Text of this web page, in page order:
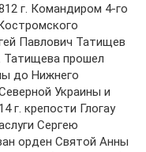
г. Командиром 4-го
Павлович Татищев
Татищева прошел
до Нижнего
Украины и
г. крепости Глогау
Сергею
орден Святой Анны